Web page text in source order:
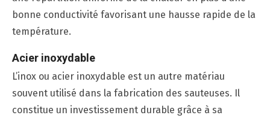
bonne conductivité favorisant une hausse rapide de la
température.
Acier inoxydable
L’inox ou acier inoxydable est un autre matériau
souvent utilisé dans la fabrication des sauteuses. Il
constitue un investissement durable grâce à sa